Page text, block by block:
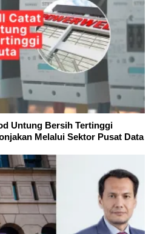
Untung Bersih Tertinggi
Melalui Sektor Pusat Data